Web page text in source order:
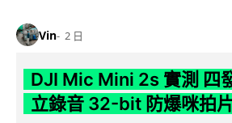
Vin 2 日
DJI Mic Mini 2s 實測 四
立錄音 32-bit 防爆咪拍